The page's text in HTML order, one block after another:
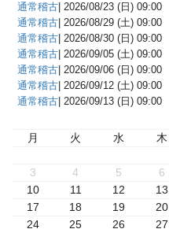
通常稽古 | 2026/08/23 (日) 09:00
通常稽古 | 2026/08/29 (土) 09:00
通常稽古 | 2026/08/30 (日) 09:00
通常稽古 | 2026/09/05 (土) 09:00
通常稽古 | 2026/09/06 (日) 09:00
通常稽古 | 2026/09/12 (土) 09:00
通常稽古 | 2026/09/13 (日) 09:00
月 火 水 木
3
4 5 6
10
11 12 13
17
18 19 20
24
25 26 27